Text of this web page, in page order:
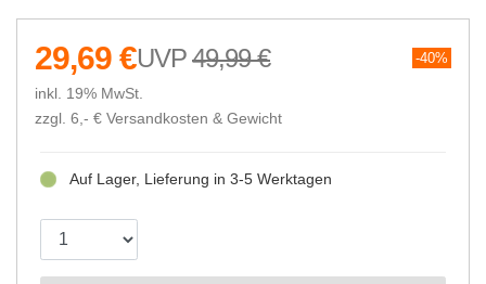
49,99 € 40%
29,69 €
inkl. 19% MwSt.
zzgl. 6,- € Versandkosten & Gewicht
Auf Lager, Lieferung in 3-5 Werktagen